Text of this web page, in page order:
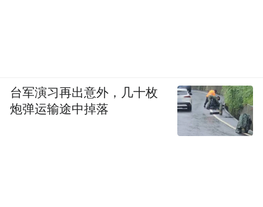
台军演习再出意外，几十枚
炮弹运输途中掉落